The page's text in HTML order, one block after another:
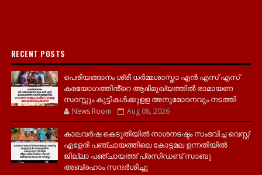
RECENT POSTS
പെരിയങ്ങാനം ശ്രീ ധർമ്മശാസ്താ എൻ എസ് എസ്
കരയോഗത്തിൻ്റെ ആഭിമുഖ്യത്തിൽ രാമായണ
സദസ്സും കുട്ടികൾക്കുളള അനുമോദനവും നടത്തി
News Room Aug 08, 2026
കാലവർഷ കെടുതിയിൽ നാശനടഷ്ടം സംഭവിച്ച വെസ്റ്റ്
എളേരി പഞ്ചായത്തിലെ കോട്ടമല ഉന്നതിയിൽ
ജില്ലാ പഞ്ചായത്ത് പ്രസിഡണ്ട് സാബു
അബ്രഹാം സന്ദര്‍ശിച്ചു